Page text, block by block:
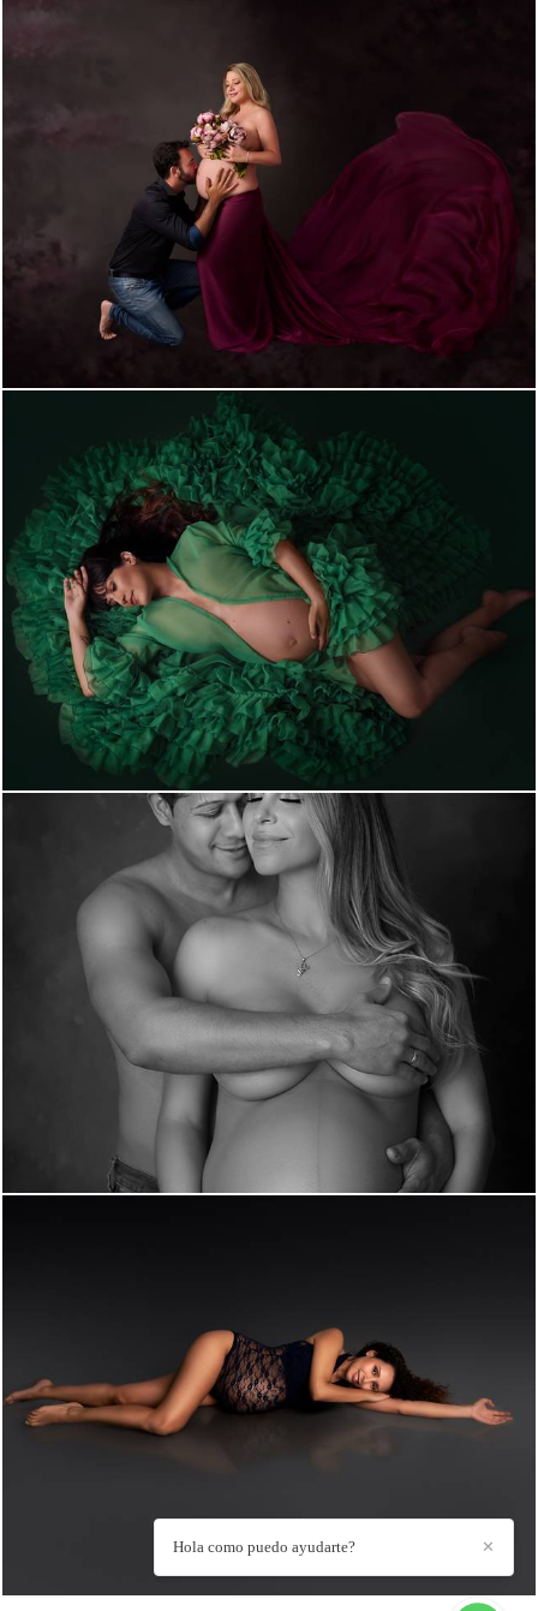
1010
1145 0
1919 64
✕
Hola como puedo ayudarte?